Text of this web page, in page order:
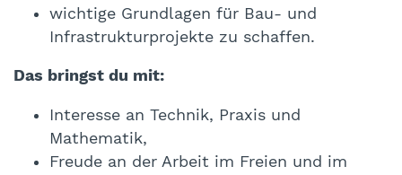
wichtige Grundlagen für Bau- und
Infrastrukturprojekte zu schaffen.
Das bringst du mit:
Interesse an Technik, Praxis und
Mathematik,
Freude an der Arbeit im Freien und im